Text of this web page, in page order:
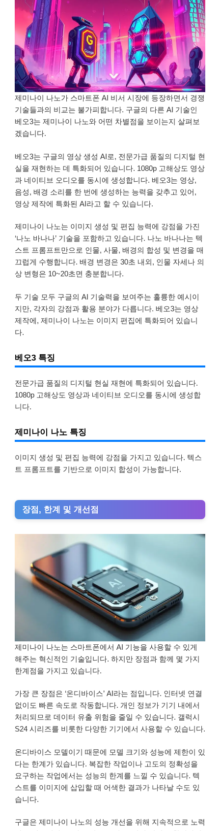
제미나이 나노가 스마트폰 AI 비서 시장에 등장하면서 경쟁
기술들과의 비교는 불가피합니다. 구글의 다른 AI 기술인
베오3는 제미나이 나노와 어떤 차별점을 보이는지 살펴보
겠습니다.
베오3는 구글의 영상 생성 AI로, 전문가급 품질의 디지털 현
실을 재현하는 데 특화되어 있습니다. 1080p 고해상도 영상
과 네이티브 오디오를 동시에 생성합니다. 베오3는 영상,
음성, 배경 소리를 한 번에 생성하는 능력을 갖추고 있어,
영상 제작에 특화된 AI라고 할 수 있습니다.
제미나이 나노는 이미지 생성 및 편집 능력에 강점을 가진
‘나노 바나나’ 기술을 포함하고 있습니다. 나노 바나나는 텍
스트 프롬프트만으로 인물, 사물, 배경의 합성 및 변경을 매
끄럽게 수행합니다. 배경 변경은 30초 내외, 인물 자세나 의
상 변형은 10~20초면 충분합니다.
두 기술 모두 구글의 AI 기술력을 보여주는 훌륭한 예시이
지만, 각자의 강점과 활용 분야가 다릅니다. 베오3는 영상
제작에, 제미나이 나노는 이미지 편집에 특화되어 있습니
다.
베오3 특징
전문가급 품질의 디지털 현실 재현에 특화되어 있습니다.
1080p 고해상도 영상과 네이티브 오디오를 동시에 생성합
니다.
제미나이 나노 특징
이미지 생성 및 편집 능력에 강점을 가지고 있습니다. 텍스
트 프롬프트를 기반으로 이미지 합성이 가능합니다.
장점, 한계 및 개선점
제미나이 나노는 스마트폰에서 AI 기능을 사용할 수 있게
해주는 혁신적인 기술입니다. 하지만 장점과 함께 몇 가지
한계점을 가지고 있습니다.
가장 큰 장점은 ‘온디바이스’ AI라는 점입니다. 인터넷 연결
없이도 빠른 속도로 작동합니다. 개인 정보가 기기 내에서
처리되므로 데이터 유출 위험을 줄일 수 있습니다. 갤럭시
S24 시리즈를 비롯한 다양한 기기에서 사용할 수 있습니다.
온디바이스 모델이기 때문에 모델 크기와 성능에 제한이 있
다는 한계가 있습니다. 복잡한 작업이나 고도의 정확성을
요구하는 작업에서는 성능의 한계를 느낄 수 있습니다. 텍
스트를 이미지에 삽입할 때 어색한 결과가 나타날 수도 있
습니다.
구글은 제미나이 나노의 성능 개선을 위해 지속적으로 노력